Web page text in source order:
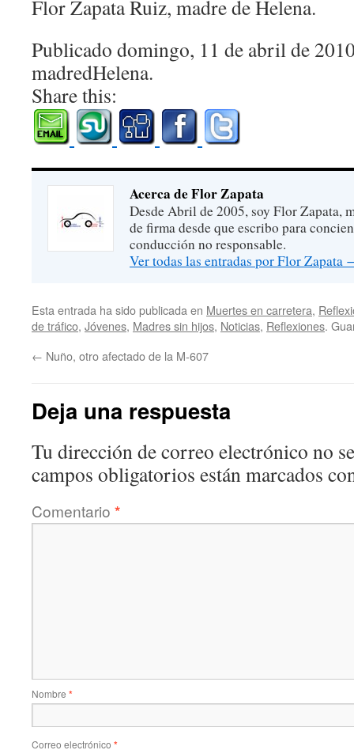
Flor Zapata Ruiz, madre de Helena.
Publicado domingo, 11 de abril de
madredHelena.
Share this:
Acerca de Flor Zapata
Desde Abril de 2005, soy Flor Zapata,
de firma desde que escribo para
conducción no responsable.
Ver todas las entradas por Flor Zapata
Esta entrada ha sido publicada en Muertes en carretera,
de tráfico, Jóvenes, Madres sin hijos, Noticias, Reflexiones.
← Nuño, otro afectado de la M-607
Deja una respuesta
Tu dirección de correo electrónico no
campos obligatorios están marcados
Comentario *
Nombre *
Correo electrónico *